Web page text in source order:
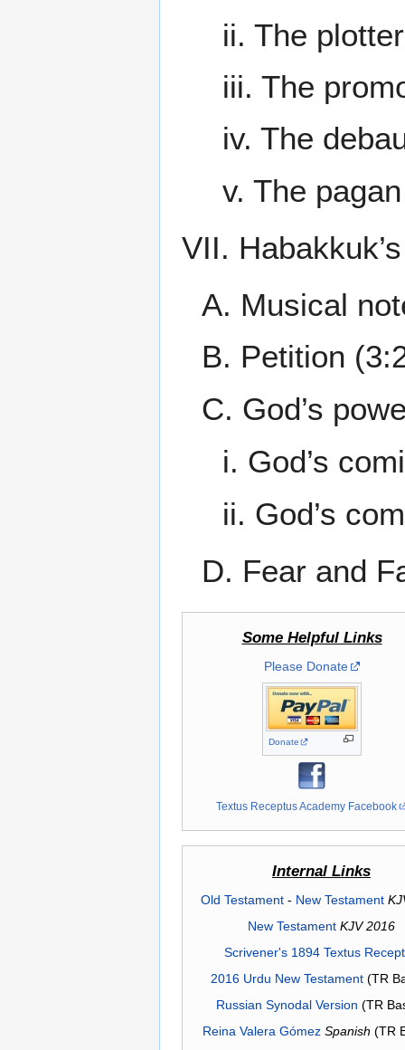
ii. The
iii. The
iv. The
v. The
VII.
A. Musical
B. Petition
C. God’s
i. God’s
ii. God’s
D. Fear and
Some Helpful Links
Please Donate
Donate
Textus Receptus Academy Facebook
Internal Links
Old Testament- New Testament
New Testament KJV 2016
Scrivener's 1894 Textus
2016 Urdu New Testament(TR
Russian Synodal Version (TR
Reina Valera Gómez Spanish (TR